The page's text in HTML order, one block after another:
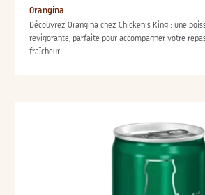
Orangina
Découvrez Orangina chez Chicken’s King : une
revigorante, parfaite pour accompagner votre
fraîcheur.